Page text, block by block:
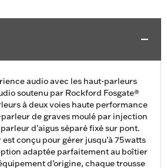
audio avec les haut-parleurs
soutenu par Rockford Fosgate®
à deux voies haute performance
parleur de graves moulé par injection
d’aigus séparé fixé sur pont.
conçu pour gérer jusqu’à 75 watts
adaptée parfaitement au boîtier
d’origine, chaque trousse